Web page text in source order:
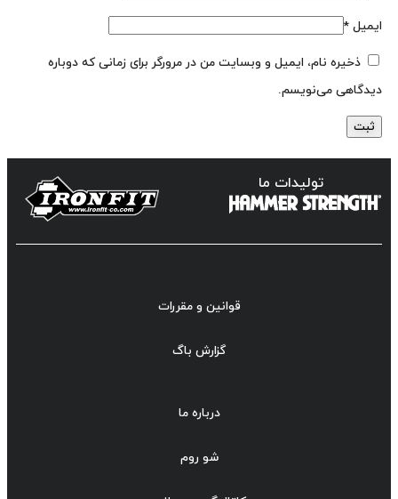
ایمیل *
ذخیره نام، ایمیل و وبسایت من در مرورگر برای زمانی که دوباره
دیدگاهی می‌نویسم.
تولیدات ما
قوانین و مقررات
گزارش باگ
درباره ما
شو روم